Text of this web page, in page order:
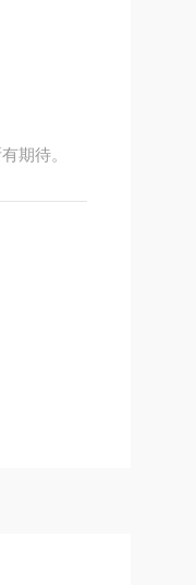
期待。